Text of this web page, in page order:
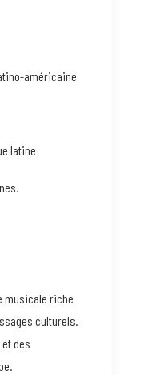
américaine
latine
musicale riche
culturels.
des